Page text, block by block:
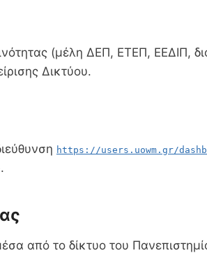
(μέλη ΔΕΠ, ΕΤΕΠ, ΕΕΔΙΠ,
Δικτύου.
https://users.uowm.gr/
από το δίκτυο του